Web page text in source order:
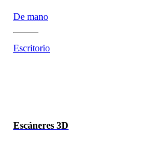
De mano
Escritorio
Escáneres 3D